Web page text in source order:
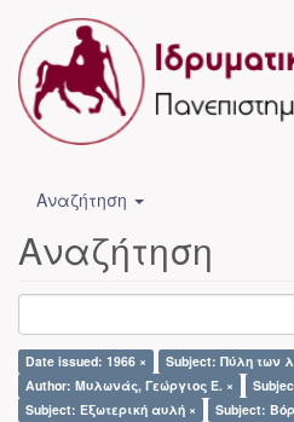
Αναζήτηση
Αναζήτηση
Date issued: 1966 ×
Subject: Πύλη των
Author: Μυλωνάς, Γεώργιος Ε. ×
Subject: Εξωτερική αυλή ×
Subject: